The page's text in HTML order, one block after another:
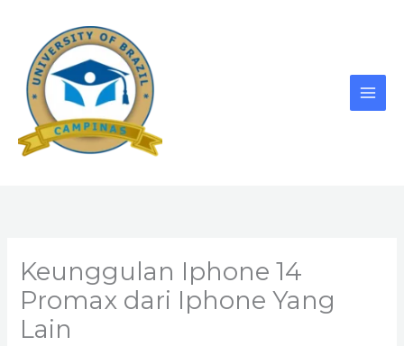
content
Keunggulan Iphone 14
Promax dari Iphone Yang
Lain